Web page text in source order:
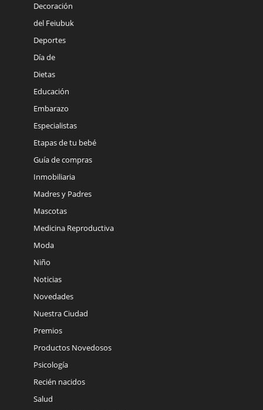
Decoración
del Feiubuk
Deportes
Día de
Dietas
Educación
Embarazo
Especialistas
Etapas de tu bebé
Guía de compras
Inmobiliaria
Madres y Padres
Mascotas
Medicina Reproductiva
Moda
Niño
Noticias
Novedades
Nuestra Ciudad
Premios
Productos Novedosos
Psicología
Recién nacidos
Salud